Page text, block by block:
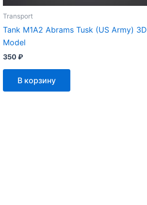
Transport
Tank M1A2 Abrams Tusk (US Army) 3D
Model
350₽
В корзину